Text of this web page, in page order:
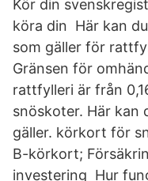
Kör din
köra din Här kan
som gäller för
Gränsen för
rattfylleri är från
snöskoter. Här kan
gäller. körkort för
B-körkort;
investering Hur